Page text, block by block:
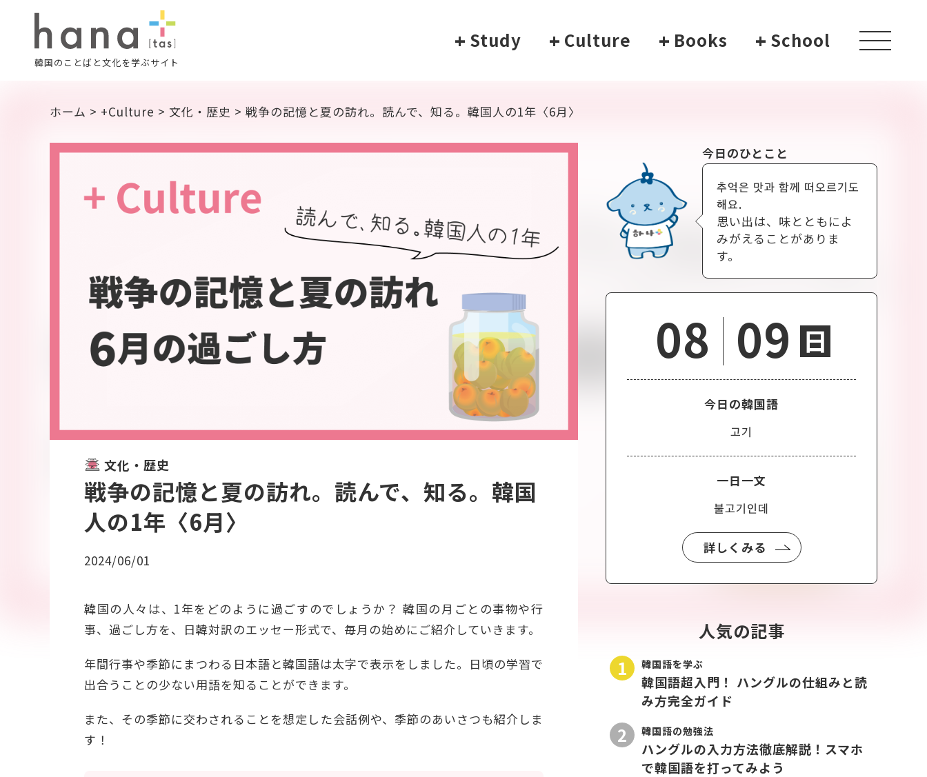
韓国のことばと文化を学ぶサイト
+ Study + Culture + Books + School
toggle
ホーム > +Culture > 文化・歴史 > 戦争の記憶と夏の訪れ。読んで、知る。韓国人の1年〈6月〉
文化・歴史
戦争の記憶と夏の訪れ。読んで、知る。韓国
人の1年〈6月〉
2024/06/01
韓国の人々は、1年をどのように過ごすのでしょうか？ 韓国の月ごとの事物や行
事、過ごし方を、日韓対訳のエッセー形式で、毎月の始めにご紹介していきます。
年間行事や季節にまつわる日本語と韓国語は太字で表示をしました。日頃の学習で
出合うことの少ない用語を知ることができます。
また、その季節に交わされることを想定した会話例や、季節のあいさつも紹介しま
す！
今日のひとこと
추억은 맛과 함께 떠오르기도
해요.
思い出は、味とともによ
みがえることがありま
す。
08 09 日
今日の韓国語
고기
一日一文
불고기인데
詳しくみる
人気の記事
韓国語を学ぶ
韓国語超入門！ ハングルの仕組みと読
み方完全ガイド
韓国語の勉強法
ハングルの入力方法徹底解説！スマホ
で韓国語を打ってみよう